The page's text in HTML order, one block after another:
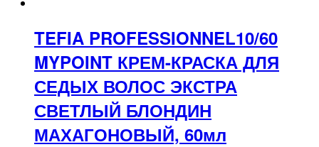
TEFIA PROFESSIONNEL10/60
MYPOINT КРЕМ-КРАСКА ДЛЯ
СЕДЫХ ВОЛОС ЭКСТРА
СВЕТЛЫЙ БЛОНДИН
МАХАГОНОВЫЙ, 60мл